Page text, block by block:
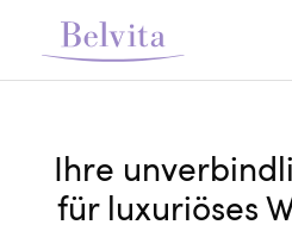
Ihre
für luxuriöses